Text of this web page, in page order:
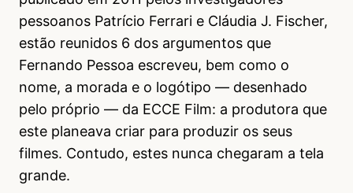
pessoanos Patrício Ferrari e Cláudia J. Fischer,
estão reunidos 6 dos argumentos que
Fernando Pessoa escreveu, bem como o
nome, a morada e o logótipo — desenhado
pelo próprio — da ECCE Film: a produtora que
este planeava criar para produzir os seus
filmes. Contudo, estes nunca chegaram a tela
grande.